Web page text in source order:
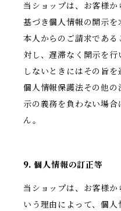
当ショップは、お客様
基づき個人情報の開示
本人からのご請求であ
対し、遅滞なく開示を
しないときにはその旨を
個人情報保護法その他
示の義務を負わない場
ん。
9. 個人情報の訂正等
当ショップは、お客様
いう理由によって、個